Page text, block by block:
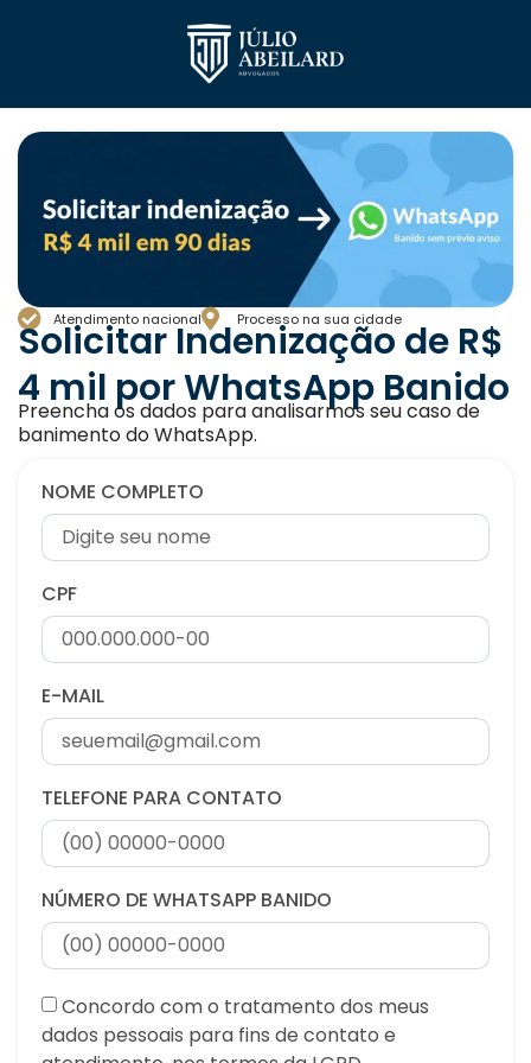
Atendimento nacional Processo na sua cidade
Solicitar Indenização de R$
4 mil por WhatsApp Banido
Preencha os dados para analisarmos seu caso de
banimento do WhatsApp.
NOME COMPLETO
CPF
E-MAIL
TELEFONE PARA CONTATO
NÚMERO DE WHATSAPP BANIDO
Concordo com o tratamento dos meus
dados pessoais para fins de contato e